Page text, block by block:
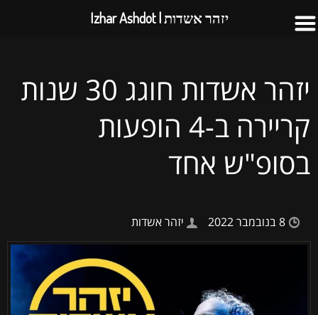
יזהר אשדות חוגג 30 שנות
קריירה ב-4 הופעות
בסופ"ש אחד
8 בנובמבר 2022 יזהר אשדות
יזהר אשדות | Izhar Ashdot